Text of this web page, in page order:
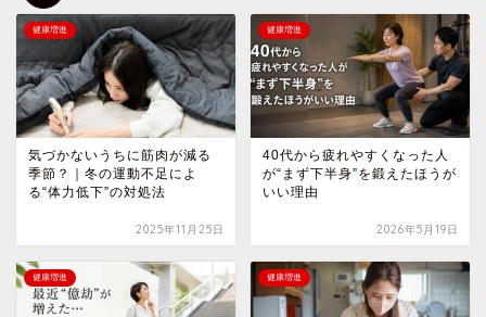
健康増進
気づかないうちに筋肉が減る
季節？｜冬の運動不足によ
る“体力低下”の対処法
2025年11月25日
健康増進
40代から疲れやすくなった人
が“まず下半身”を鍛えたほうが
いい理由
2026年5月19日
健康増進 健康増進